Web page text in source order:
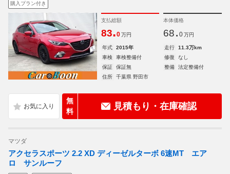
購入プラン付き
支払総額
83.0 万円
本体価格
68. 0 万円
年式 2015年 走行
11.3万km
車検
車検整備付 修復
なし
保証
保証無 整備
法定整備付
住所
千葉県 野田市
無
料
見積もり・在庫確認
マツダ
アクセラスポーツ 2.2 XD ディーゼルターボ 6速MT エア
ロ サンルーフ